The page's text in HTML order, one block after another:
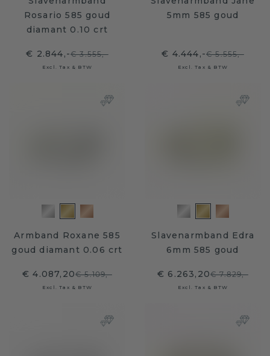
Rosario 585 goud
diamant 0.10 crt
€ 2.844,-€ 3.555,-
Excl. Tax & BTW
5mm 585 goud
€ 4.444,-€ 5.555,-
Excl. Tax & BTW
Armband Roxane 585
goud diamant 0.06 crt
€ 4.087,20€ 5.109,-
Excl. Tax & BTW
Slavenarmband Edra
6mm 585 goud
€ 6.263,20€ 7.829,-
Excl. Tax & BTW